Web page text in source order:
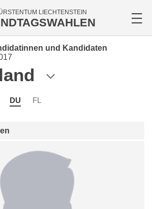
LIECHTENSTEIN
und Kandidaten
DU FL